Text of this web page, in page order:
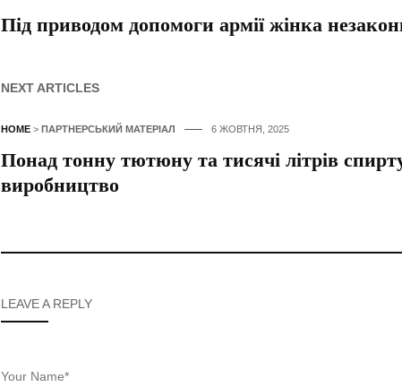
Під приводом допомоги армії жінка
NEXT ARTICLES
HOME> ПАРТНЕРСЬКИЙ МАТЕРІАЛ 6 ЖОВТНЯ, 2025
Понад тонну тютюну та тисячі літрів
виробництво
LEAVE A REPLY